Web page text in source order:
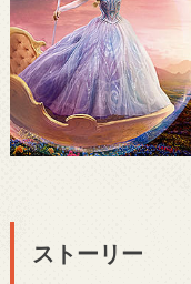
ストーリー